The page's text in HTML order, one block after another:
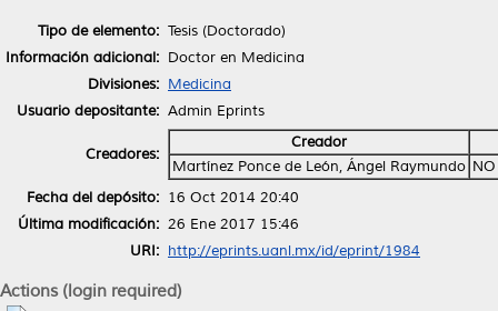
Tipo de elemento: Tesis (Doctorado)
Información adicional: Doctor en Medicina
Divisiones: Medicina
Usuario depositante: Admin Eprints
Creadores:
Creador
Martínez Ponce de León, Ángel Raymundo
Fecha del depósito: 16 Oct 2014 20:40
Última modificación: 26 Ene 2017 15:46
URI: http://eprints.uanl.mx/id/eprint/1984
Actions (login required)